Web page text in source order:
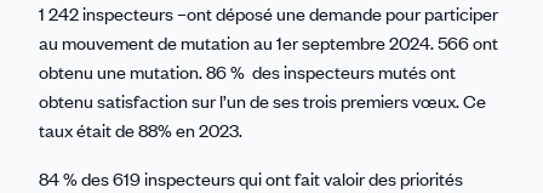
1 242 inspecteurs –ont déposé une demande pour participer
au mouvement de mutation au 1er septembre 2024. 566 ont
obtenu une mutation. 86 % des inspecteurs mutés ont
obtenu satisfaction sur l’un de ses trois premiers vœux. Ce
taux était de 88% en 2023.
84 % des 619 inspecteurs qui ont fait valoir des priorités